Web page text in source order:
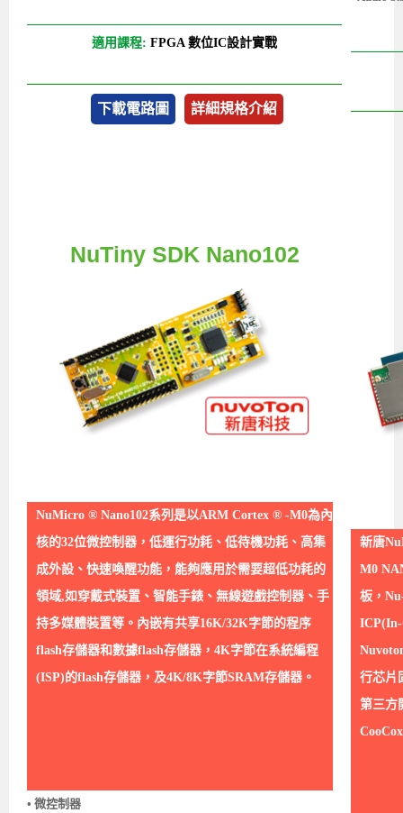
適用課程: FPGA 數位IC設計實戰
詳細規格介紹
下載電路圖
NuTiny SDK Nano102
NuMicro ® Nano102系列是以ARM Cortex ® -M0為內
核的32位微控制器，低運行功耗、低待機功耗、高集
成外設、快速喚醒功能，能夠應用於需要超低功耗的
領域,如穿戴式裝置、智能手錶、無線遊戲控制器、手
持多媒體裝置等。內嵌有共享16K/32K字節的程序
flash存儲器和數據flash存儲器，4K字節在系統編程
(ISP)的flash存儲器，及4K/8K字節SRAM存儲器。
• 微控制器
新唐
M0
板，
行芯片
第三方